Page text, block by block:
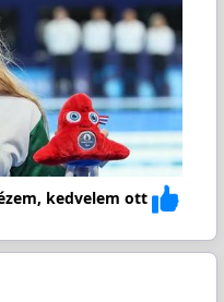
kedvelem ott